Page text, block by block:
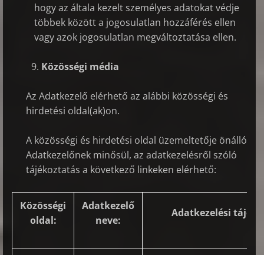
hogy az általa kezelt személyes adatokat védje
többek között a jogosulatlan hozzáférés ellen
vagy azok jogosulatlan megváltoztatása ellen.
Közösségi média
Az Adatkezelő elérhető az alábbi közösségi és
hirdetési oldal(ak)on.
A közösségi és hirdetési oldal üzemeltetője önálló
Adatkezelőnek minősül, az adatkezelésről szóló
tájékoztatás a következő linkeken elérhető:
Közösségi
oldal:
Adatkezelő
neve:
Adatkezelési